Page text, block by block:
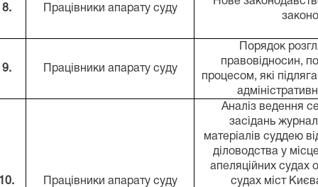
8. Працівники апарату суду
9. Працівники апарату суду
Порядок
правовідносин,
процесом, які
Працівники апарату суду
Аналіз ведення
засідань
матеріалів суддею
діловодства у
апеляційних судах
судах міст